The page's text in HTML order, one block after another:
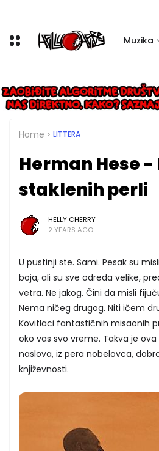
Muzika
Home LITTERA
Herman Hese -
staklenih perli
HELLY CHERRY
2 YEARS AGO
U pustinji ste. Sami. Pesak su
boja, ali su sve odreda velike,
vetra. Ne jakog. Čini da misli
Nema ničeg drugog. Niti ičem
Kovitlaci fantastičnih misaonih
oko vas svo vreme. Takva je
naslova, iz pera nobelovca,
književnosti.